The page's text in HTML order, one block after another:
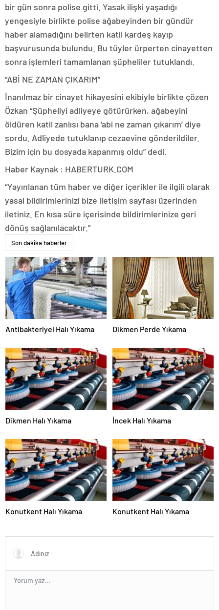
bir gün sonra polise gitti. Yasak ilişki yaşadığı
yengesiyle birlikte polise ağabeyinden bir gündür
haber alamadığını belirten katil kardeş kayıp
başvurusunda bulundu. Bu tüyler ürperten cinayetten
sonra işlemleri tamamlanan şüpheliler tutuklandı.
“ABİ NE ZAMAN ÇIKARIM”
İnanılmaz bir cinayet hikayesini ekibiyle birlikte çözen
Özkan “Şüpheliyi adliyeye götürürken, ağabeyini
öldüren katil zanlısı bana ‘abi ne zaman çıkarım’ diye
sordu. Adliyede tutuklanıp cezaevine gönderildiler.
Bizim için bu dosyada kapanmış oldu” dedi.
Haber Kaynak : HABERTURK.COM
“Yayınlanan tüm haber ve diğer içerikler ile ilgili olarak
yasal bildirimlerinizi bize iletişim sayfası üzerinden
iletiniz. En kısa süre içerisinde bildirimlerinize geri
dönüş sağlanılacaktır.”
Son dakika haberler
Antibakteriyel Halı Yıkama Dikmen Perde Yıkama
Dikmen Halı Yıkama İncek Halı Yıkama
Konutkent Halı Yıkama Konutkent Halı Yıkama